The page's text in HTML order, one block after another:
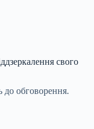
свого
до обговорення.